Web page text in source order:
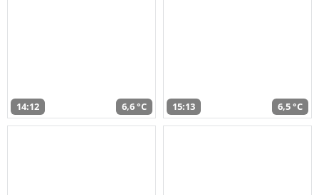
14:12 6,6 °C 15:13 6,5 °C